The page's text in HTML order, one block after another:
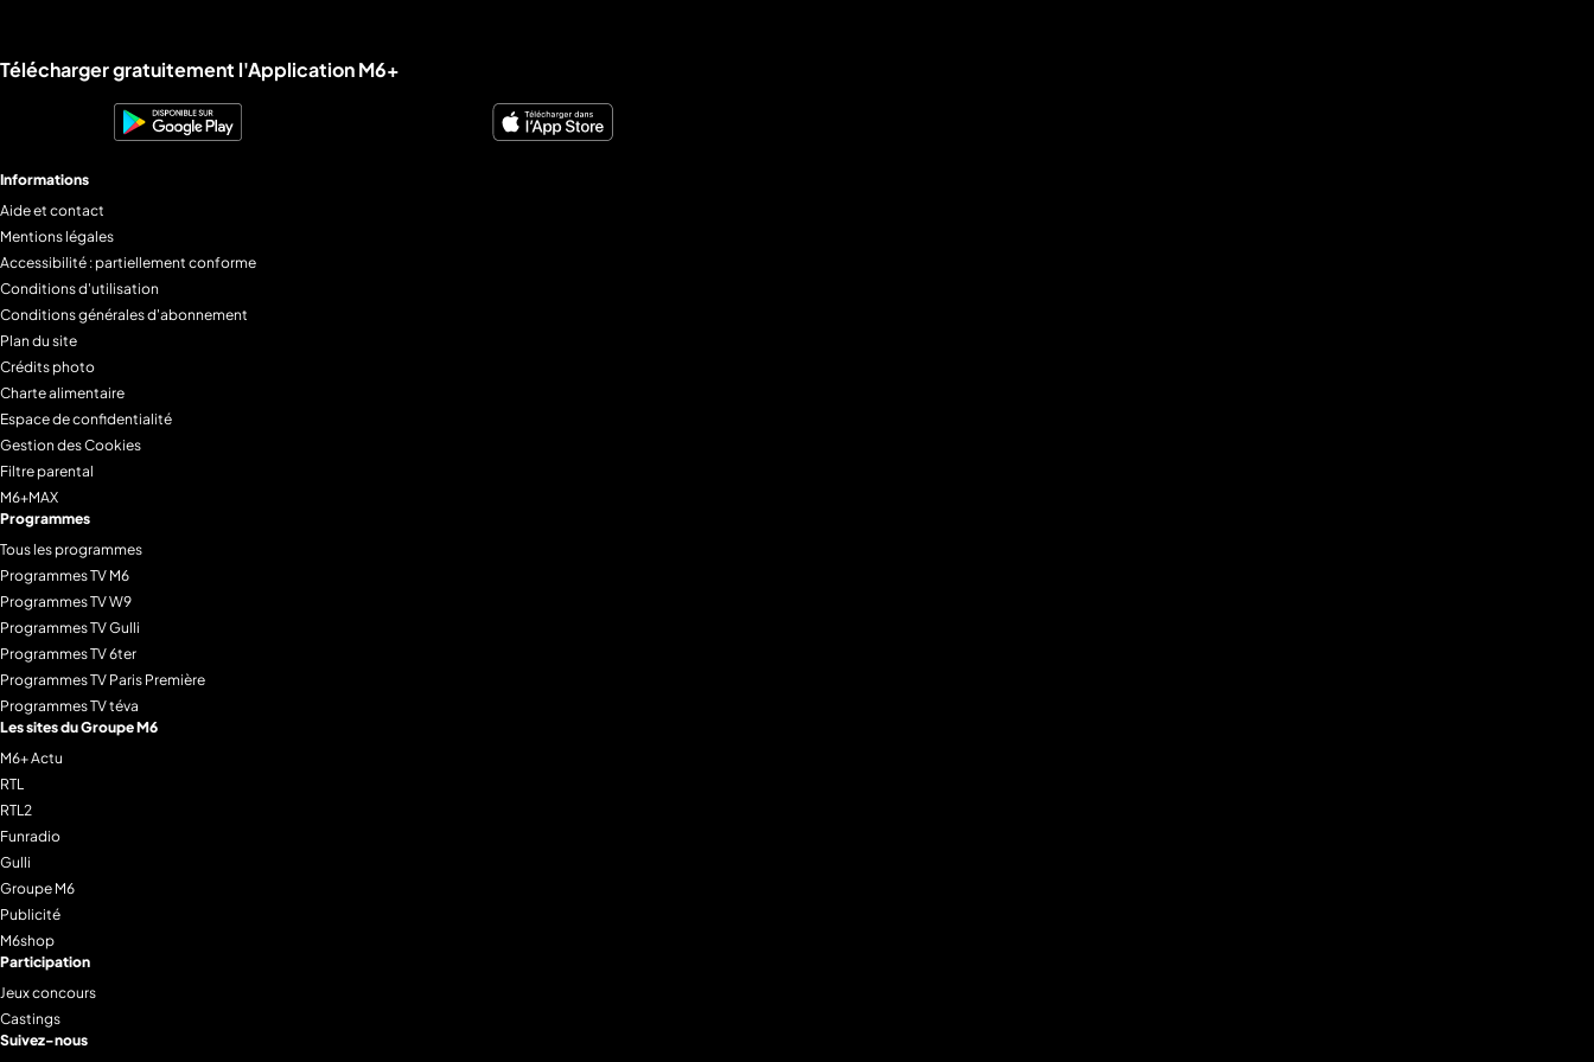
Liens utiles M6+.
Télécharger gratuitement l'Application M6+
Informations
Aide et contact
Mentions légales
Accessibilité : partiellement conforme
Conditions d'utilisation
Conditions générales d'abonnement
Plan du site
Crédits photo
Charte alimentaire
Espace de confidentialité
Gestion des Cookies
Filtre parental
M6+MAX
Programmes
Tous les programmes
Programmes TV M6
Programmes TV W9
Programmes TV Gulli
Programmes TV 6ter
Programmes TV Paris Première
Programmes TV téva
Les sites du Groupe M6
M6+ Actu
RTL
RTL2
Funradio
Gulli
Groupe M6
Publicité
M6shop
Participation
Jeux concours
Castings
Suivez-nous